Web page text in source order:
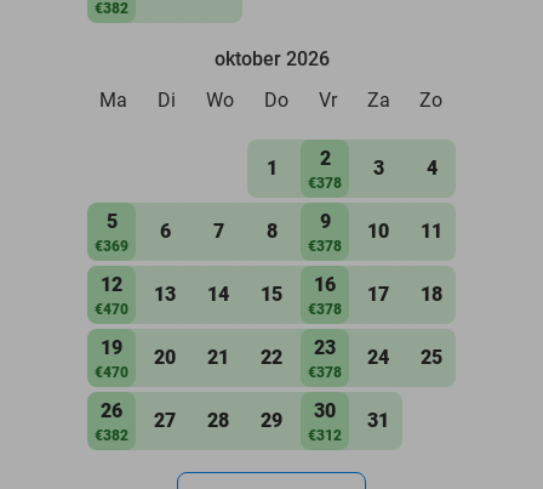
€382
oktober 2026
Ma
Di Wo Do Vr Za Zo
1 2
€378
3 4
5
€369
6 7 8 9
€378
10 11
12
€470
13 14 15 16
€378
17 18
19
€470
20 21 22 23
€378
24 25
26
€382
27 28 29 30
€312
31